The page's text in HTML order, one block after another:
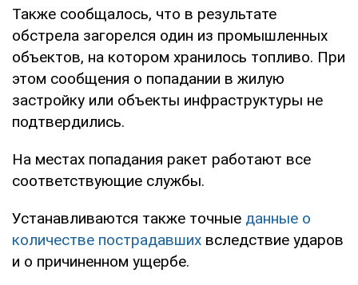
Также сообщалось, что в результате
обстрела загорелся один из промышленных
объектов, на котором хранилось топливо. При
этом сообщения о попадании в жилую
застройку или объекты инфраструктуры не
подтвердились.
На местах попадания ракет работают все
соответствующие службы.
Устанавливаются также точные данные о
количестве пострадавших вследствие ударов
и о причиненном ущербе.